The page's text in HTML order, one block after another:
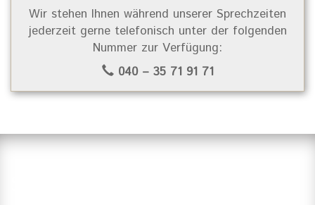
Wir stehen Ihnen während unserer Sprechzeiten
jederzeit gerne telefonisch unter der folgenden
Nummer zur Verfügung:
040 – 35 71 91 71